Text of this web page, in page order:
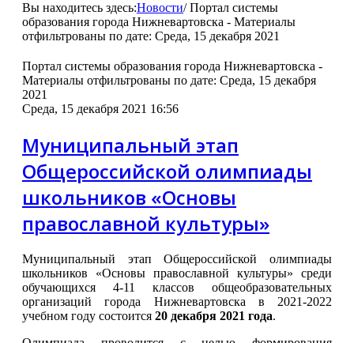
Вы находитесь здесь:Новости/Портал системы
образования города Нижневартовска - Материалы
отфильтрованы по дате: Среда, 15 декабря 2021
Портал системы образования города Нижневартовска -
Материалы отфильтрованы по дате: Среда, 15 декабря
2021
Среда, 15 декабря 2021 16:56
Муниципальный этап
Общероссийской олимпиады
школьников «Основы
православной культуры»
Муниципальный этап Общероссийской олимпиады
школьников «Основы православной культуры» среди
обучающихся 4-11 классов общеобразовательных
организаций города Нижневартовска в 2021-2022
учебном году состоится 20 декабря 2021 года.